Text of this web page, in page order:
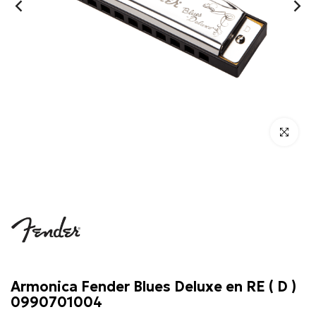
Click para
Armonica Fender Blues Deluxe en RE ( D )
0990701004